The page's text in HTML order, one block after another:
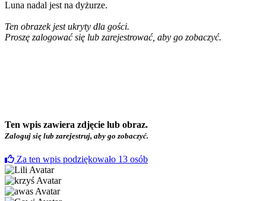
Luna nadal jest na dyżurze.
Ten obrazek jest ukryty dla gości.
Proszę zalogować się lub zarejestrować, aby go zobaczyć.
Ten wpis zawiera zdjęcie lub obraz.
Zaloguj się lub zarejestruj, aby go zobaczyć.
Za ten wpis podziękowało 13 osób